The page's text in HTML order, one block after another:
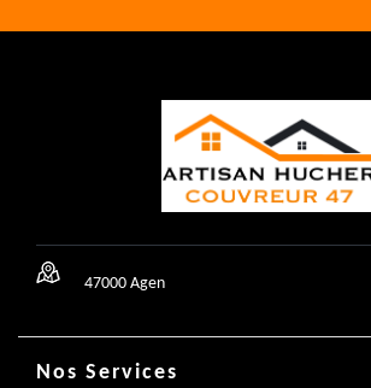
47000 Agen
Nos Services